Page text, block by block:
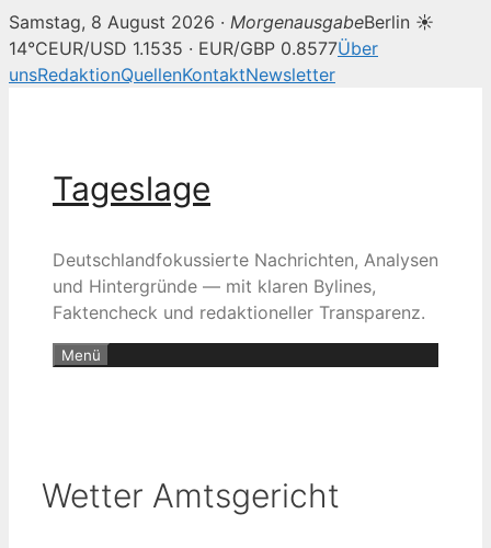
Samstag, 8 August 2026 · MorgenausgabeBerlin ☀
14°CEUR/USD 1.1535 · EUR/GBP 0.8577Über
unsRedaktionQuellenKontaktNewsletter
Tageslage
Deutschlandfokussierte Nachrichten, Analysen
und Hintergründe — mit klaren Bylines,
Faktencheck und redaktioneller Transparenz.
Menü
Wetter Amtsgericht